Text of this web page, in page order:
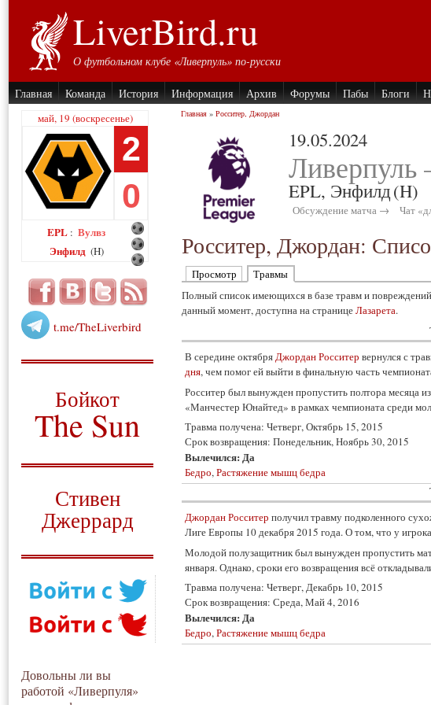
LiverBird.ru
О футбольном клубе «Ливерпуль» по-русски
Главная Команда История Информация Архив Форумы Пабы Блоги
май, 19 (воскресенье)
2
0
EPL : Вулвз
Энфилд (H)
t.me/TheLiverbird
Бойкот
The Sun
Стивен
Джеррард
Довольны ли вы
работой «Ливерпуля»
Главная » Росситер, Джордан
19.05.2024
EPL, Энфилд(H)
Обсуждение матча → Чат
Росситер, Джордан:
Просмотр
Травмы
Полный список имеющихся в базе травм и
данный момент, доступна на страницеЛазарета.
В середине октябряДжордан Росситер вернулся с
дня, чем помог ей выйти в финальную часть
Росситер был вынужден пропустить полтора месяца
«Манчестер Юнайтед» в рамках чемпионата среди
Травма получена: Четверг, Октябрь 15, 2015
Срок возвращения: Понедельник, Ноябрь 30, 2015
Вылечился: Да
Бедро,Растяжение мышц бедра
Джордан Росситер получил травму подколенного
Лиге Европы 10 декабря 2015 года. О том, что у
Молодой полузащитник был вынужден пропустить
января. Однако, сроки его возвращения всё
Травма получена: Четверг, Декабрь 10, 2015
Срок возвращения: Среда, Май 4, 2016
Вылечился: Да
Бедро,Растяжение мышц бедра